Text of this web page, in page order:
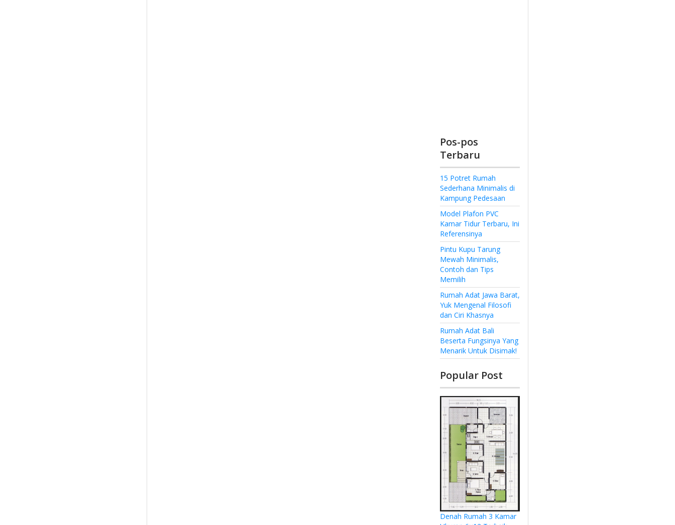
Pos-pos
Terbaru
15 Potret Rumah
Sederhana Minimalis di
Kampung Pedesaan
Model Plafon PVC
Kamar Tidur Terbaru, Ini
Referensinya
Pintu Kupu Tarung
Mewah Minimalis,
Contoh dan Tips
Memilih
Rumah Adat Jawa Barat,
Yuk Mengenal Filosofi
dan Ciri Khasnya
Rumah Adat Bali
Beserta Fungsinya Yang
Menarik Untuk Disimak!
Popular Post
Denah Rumah 3 Kamar